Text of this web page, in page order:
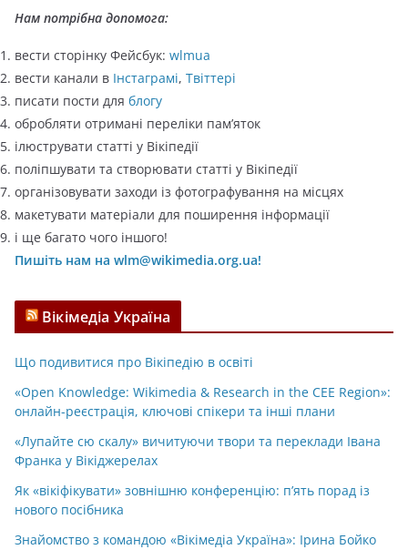
їНам потрібна допомога:
вести сторінку Фейсбук: wlmua
вести канали в Інстаграмі, Твіттері
писати пости для блогу
обробляти отримані переліки пам’яток
ілюструвати статті у Вікіпедії
поліпшувати та створювати статті у Вікіпедії
організовувати заходи із фотографування на місцях
макетувати матеріали для поширення інформації
і ще багато чого іншого!
Пишіть нам на wlm@wikimedia.org.ua!
Вікімедіа Україна
Що подивитися про Вікіпедію в освіті
«Open Knowledge: Wikimedia & Research in the CEE Region»:
онлайн-реєстрація, ключові спікери та інші плани
«Лупайте сю скалу» вичитуючи твори та переклади Івана
Франка у Вікіджерелах
Як «вікіфікувати» зовнішню конференцію: п’ять порад із
нового посібника
Знайомство з командою «Вікімедіа Україна»: Ірина Бойко